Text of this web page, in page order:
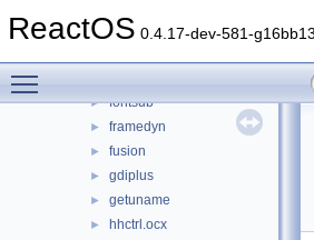
ReactOS 0.4.17-dev-581-
► faultrep
► fontsub
► framedyn
► fusion
► gdiplus
► getuname
► hhctrl.ocx